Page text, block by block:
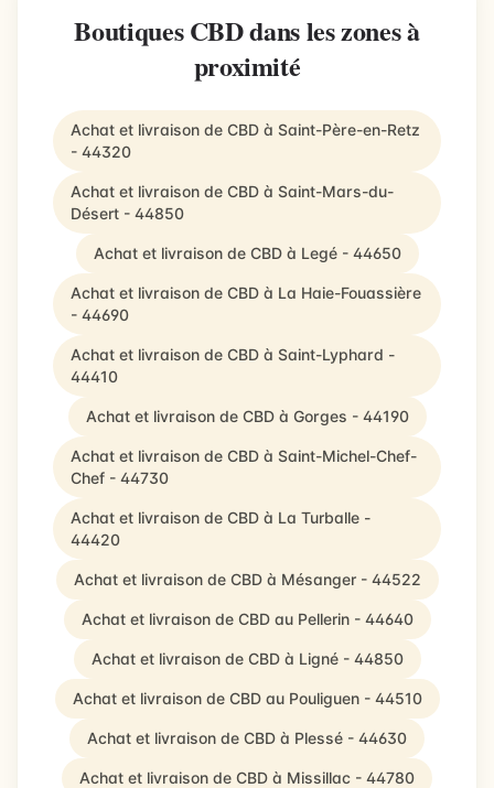
Boutiques CBD dans les zones à
proximité
Achat et livraison de CBD à Saint-Père-en-Retz
- 44320
Achat et livraison de CBD à Saint-Mars-du-
Désert - 44850
Achat et livraison de CBD à Legé - 44650
Achat et livraison de CBD à La Haie-Fouassière
- 44690
Achat et livraison de CBD à Saint-Lyphard -
44410
Achat et livraison de CBD à Gorges - 44190
Achat et livraison de CBD à Saint-Michel-Chef-
Chef - 44730
Achat et livraison de CBD à La Turballe -
44420
Achat et livraison de CBD à Mésanger - 44522
Achat et livraison de CBD au Pellerin - 44640
Achat et livraison de CBD à Ligné - 44850
Achat et livraison de CBD au Pouliguen - 44510
Achat et livraison de CBD à Plessé - 44630
Achat et livraison de CBD à Missillac - 44780